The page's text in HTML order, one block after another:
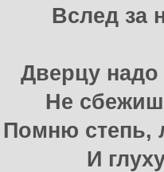
Вслед за
Дверцу
Не
Помню степь,
И